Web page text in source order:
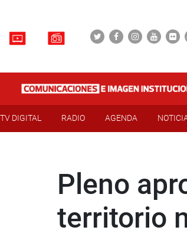
TV DIGITAL RADIO AGENDA
Pleno
territorio